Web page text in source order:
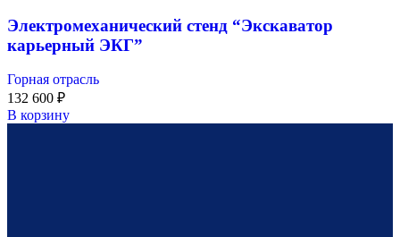
Электромеханический стенд “Экскаватор
карьерный ЭКГ”
Горная отрасль
132 600 ₽
В корзину